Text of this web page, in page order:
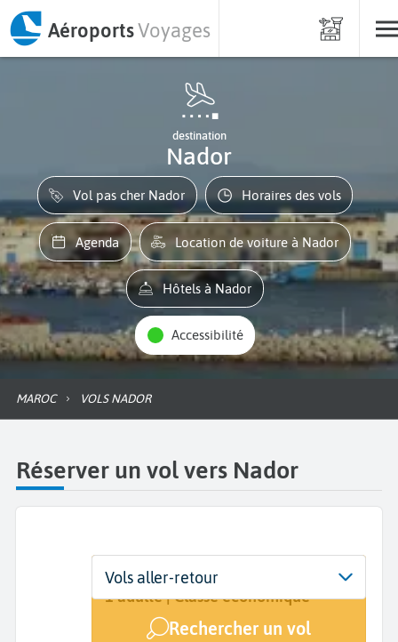
AéroportsVoyages
destination
Nador
Vol pas cher Nador Horaires des vols
Agenda Location de voiture à Nador
Hôtels à Nador
Accessibilité
MAROC VOLS NADOR
Réserver un vol vers Nador
Départ
De...
Dates
Dates de votre voyage
Voyageurs | Classe
1 adulte | Classe économique
Rechercher un vol
Vols aller-retour